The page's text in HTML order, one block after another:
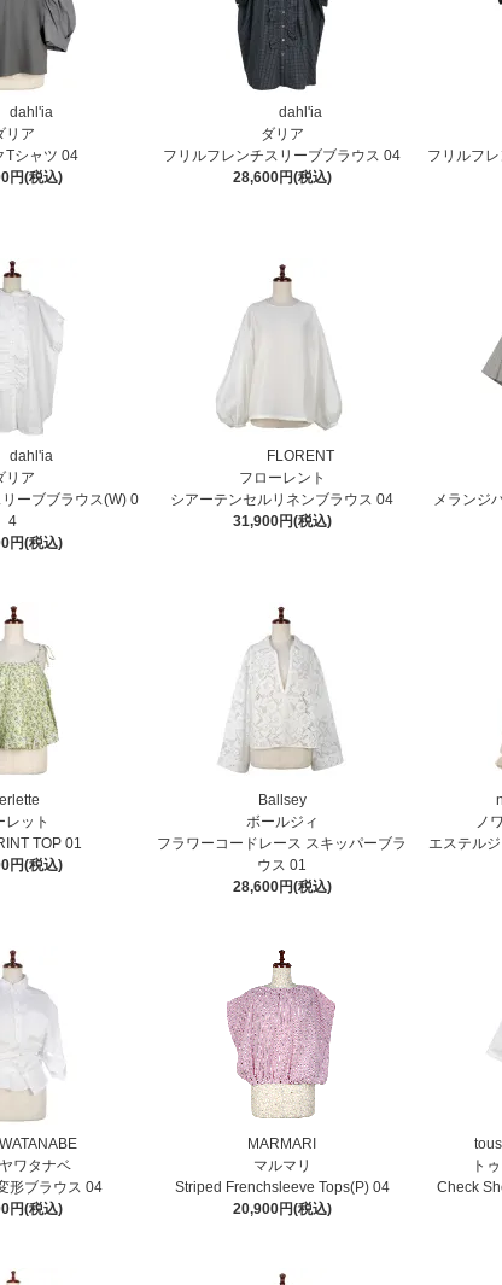
dahl'ia
リア
Tシャツ 04
円(税込)
dahl'ia
ダリア
フリルフレンチスリーブブラウス 04
28,600円(税込)
フリルフ
dahl'ia
リア
ーブブラウス(W) 0
4
円(税込)
FLORENT
フローレント
シアーテンセルリネンブラウス 04
31,900円(税込)
メランジ
レット
TOP 01
円(税込)
Ballsey
ボールジィ
フラワーコードレース スキッパーブラ
ウス 01
28,600円(税込)
ノ
エステル
ワタナベ
形ブラウス 04
円(税込)
MARMARI
マルマリ
Striped Frenchsleeve Tops(P) 04
20,900円(税込)
ト
Check